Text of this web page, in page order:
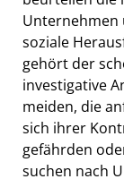
Unternehmen
soziale
gehört der
investigative
meiden, die
sich ihrer
gefährden
suchen nach